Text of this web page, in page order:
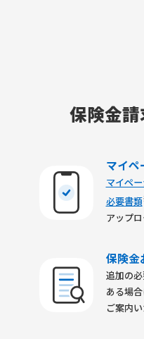
保険金請
マイペ
マイペー
必要書類
アップロ
保険金
追加の
ある場
ご案内い